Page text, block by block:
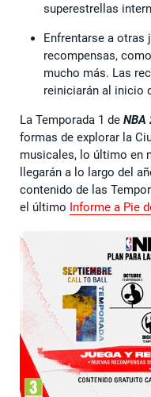
superestrellas
Enfrentarse a otras
recompensas,
mucho más. Las
reiniciarán al inicio
La Temporada 1 de NBA
formas de explorar la
musicales, lo último en
llegarán a lo largo del
contenido de las
el último Informe a Pie